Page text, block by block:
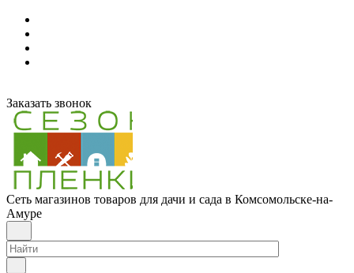
Заказать звонок
Сеть магазинов товаров для дачи и сада в Комсомольске-на-
Амуре